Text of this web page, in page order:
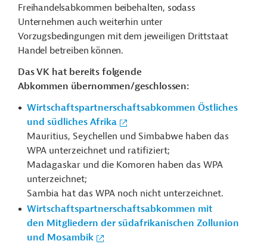
Freihandelsabkommen beibehalten, sodass
Unternehmen auch weiterhin unter
Vorzugsbedingungen mit dem jeweiligen Drittstaat
Handel betreiben können.
Das VK hat bereits folgende
Abkommen übernommen/geschlossen:
Wirtschaftspartnerschaftsabkommen Östliches
und südliches Afrika
Mauritius, Seychellen und Simbabwe haben das
WPA unterzeichnet und ratifiziert;
Madagaskar und die Komoren haben das WPA
unterzeichnet;
Sambia hat das WPA noch nicht unterzeichnet.
Wirtschaftspartnerschaftsabkommen mit
den Mitgliedern der südafrikanischen Zollunion
und Mosambik